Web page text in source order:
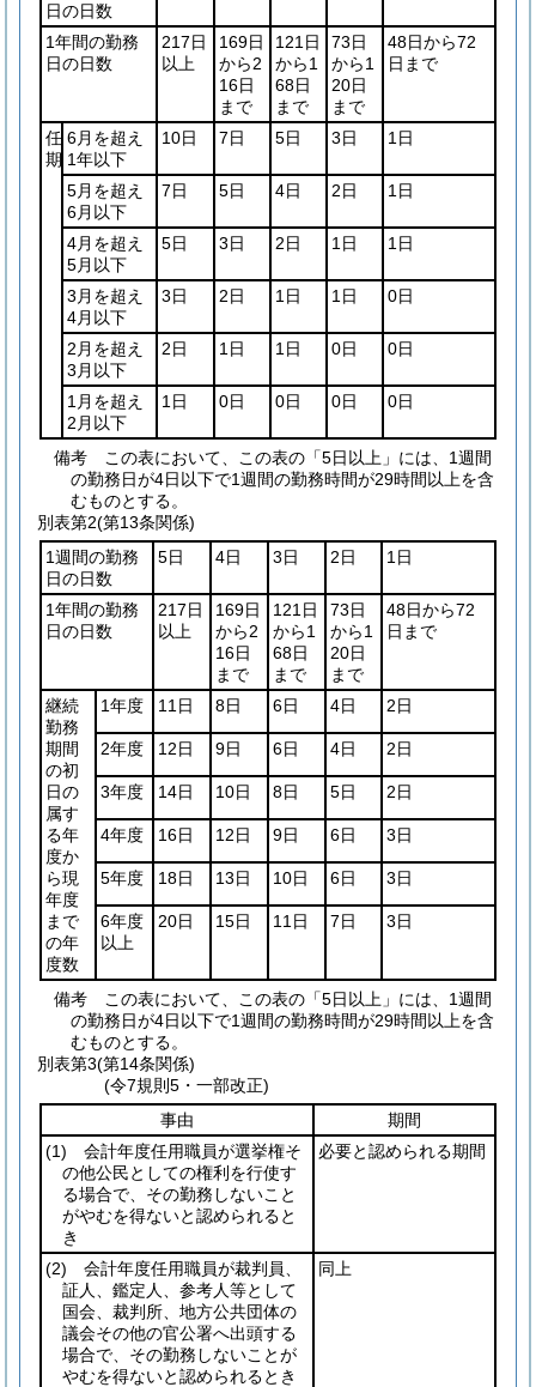
日の日数
1年間の勤務
日の日数
217日
以上
169日
から2
16日
まで
121日
から1
68日
まで
73日
から1
20日
まで
48日から72
日まで
任
期
6月を超え
1年以下
10日 7日 5日 3日 1日
5月を超え
6月以下
7日 5日 4日 2日 1日
4月を超え
5月以下
5日 3日 2日 1日 1日
3月を超え
4月以下
3日 2日 1日 1日 0日
2月を超え
3月以下
2日 1日 1日 0日 0日
1月を超え
2月以下
1日 0日 0日 0日 0日
備考 この表において、この表の「5日以上」には、1週間
の勤務日が4日以下で1週間の勤務時間が29時間以上を含
むものとする。
別表第2(第13条関係)
1週間の勤務
日の日数
5日 4日 3日 2日 1日
1年間の勤務
日の日数
217日
以上
169日
から2
16日
まで
121日
から1
68日
まで
73日
から1
20日
まで
48日から72
日まで
継続
勤務
期間
の初
日の
属す
る年
度か
ら現
年度
まで
の年
度数
1年度 11日 8日 6日 4日 2日
2年度 12日 9日 6日 4日 2日
3年度 14日 10日 8日 5日 2日
4年度 16日 12日 9日 6日 3日
5年度 18日 13日 10日 6日 3日
6年度
以上
20日 15日 11日 7日 3日
備考 この表において、この表の「5日以上」には、1週間
の勤務日が4日以下で1週間の勤務時間が29時間以上を含
むものとする。
別表第3(第14条関係)
(令7規則5・一部改正)
事由
期間
(1) 会計年度任用職員が選挙権そ
の他公民としての権利を行使す
る場合で、その勤務しないこと
がやむを得ないと認められると
き
必要と認められる期間
(2) 会計年度任用職員が裁判員、
証人、鑑定人、参考人等として
国会、裁判所、地方公共団体の
議会その他の官公署へ出頭する
場合で、その勤務しないことが
やむを得ないと認められるとき
同上